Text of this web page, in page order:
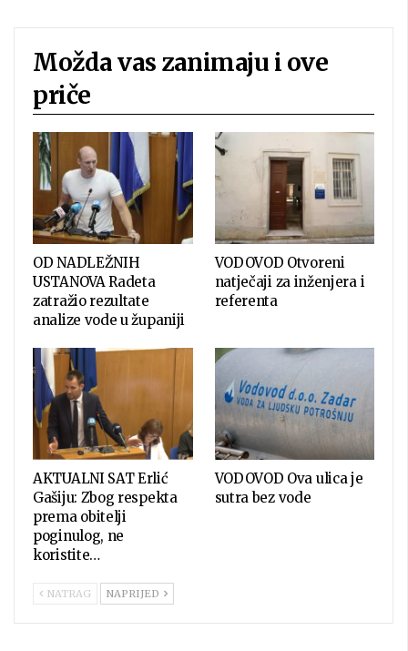
Možda vas zanimaju i ove
priče
OD NADLEŽNIH
USTANOVA Radeta
zatražio rezultate
analize vode u županiji
VODOVOD Otvoreni
natječaji za inženjera i
referenta
AKTUALNI SAT Erlić
Gašiju: Zbog respekta
prema obitelji
poginulog, ne
koristite…
VODOVOD Ova ulica je
sutra bez vode
NATRAG NAPRIJED